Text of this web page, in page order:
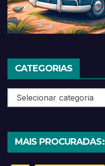
CATEGORIAS
Categorias
MAIS PROCURADAS: